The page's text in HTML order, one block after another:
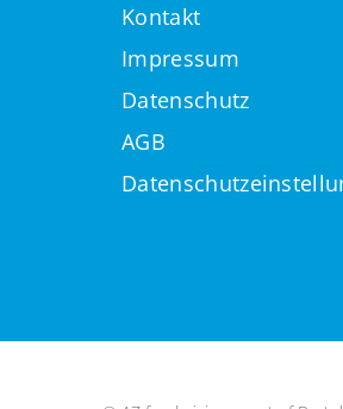
Kontakt
Impressum
Datenschutz
AGB